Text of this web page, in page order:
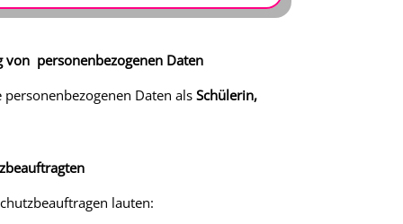
von personenbezogenen Daten
Daten alsSchülerin,
lauten: